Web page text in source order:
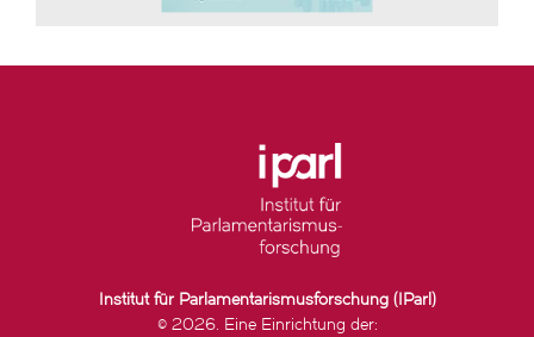
Institut für Parlamentarismusforschung (IParl)
© 2026. Eine Einrichtung der: